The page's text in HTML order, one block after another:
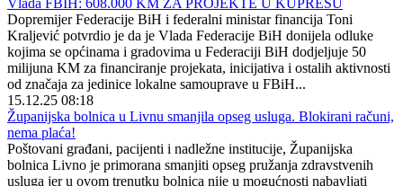
Vlada FBIH: 608.000 KM ZA PROJEKTE U KUPRESU
Dopremijer Federacije BiH i federalni ministar financija Toni
Kraljević potvrdio je da je Vlada Federacije BiH donijela odluke
kojima se općinama i gradovima u Federaciji BiH dodjeljuje 50
milijuna KM za financiranje projekata, inicijativa i ostalih aktivnosti
od značaja za jedinice lokalne samouprave u FBiH...
15.12.25 08:18
Županijska bolnica u Livnu smanjila opseg usluga. Blokirani računi,
nema plaća!
Poštovani građani, pacijenti i nadležne institucije, Županijska
bolnica Livno je primorana smanjiti opseg pružanja zdravstvenih
usluga jer u ovom trenutku bolnica nije u mogućnosti nabavljati